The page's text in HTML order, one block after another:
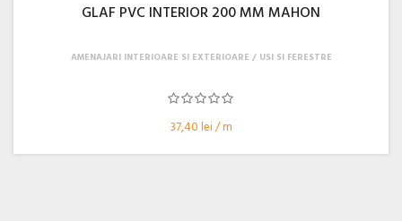
GLAF PVC INTERIOR 200 MM MAHON
37,40 lei / m
AMENAJARI INTERIOARE SI EXTERIOARE USI SI FERESTRE